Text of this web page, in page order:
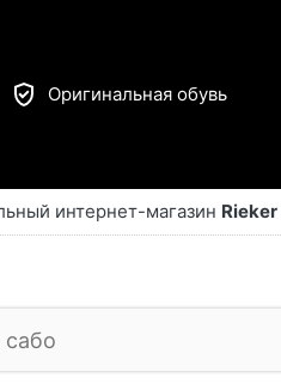
Оригинальная обувь
интернет-магазин Rieker